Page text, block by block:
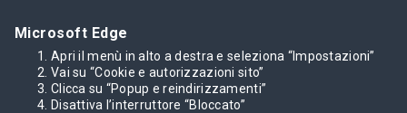
Microsoft Edge
Apri il menù in alto a destra e seleziona “Impostazioni”
Vai su “Cookie e autorizzazioni sito”
Clicca su “Popup e reindirizzamenti”
Disattiva l’interruttore “Bloccato”